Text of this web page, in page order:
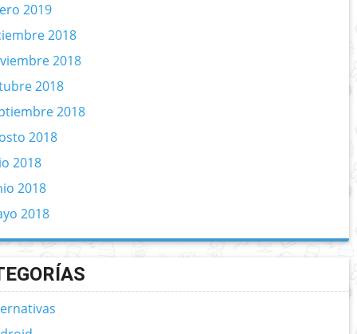
2019
2018
2018
2018
2018
2018
2018
2018
2018